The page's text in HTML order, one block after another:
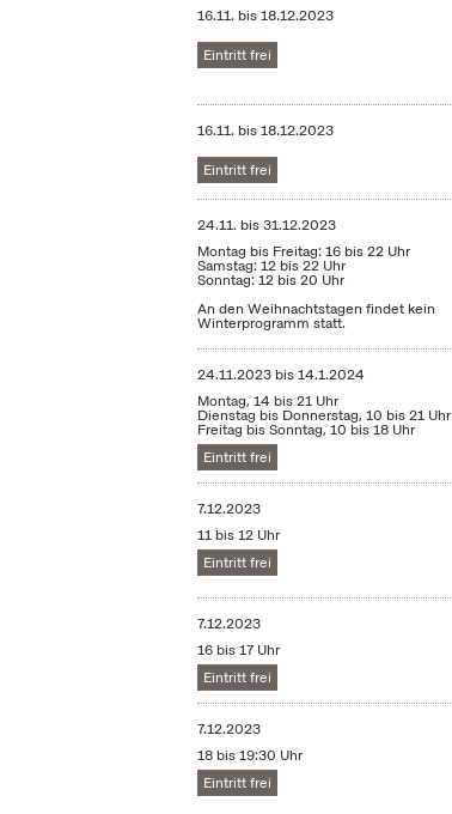
16.11. bis18.12.2023
Eintritt frei
16.11. bis18.12.2023
Eintritt frei
24.11. bis31.12.2023
Montag bis Freitag: 16 bis 22 Uhr
Samstag: 12 bis 22 Uhr
Sonntag: 12 bis 20 Uhr
An den Weihnachtstagen findet kein
Winterprogramm statt.
24.11.2023 bis14.1.2024
Montag, 14 bis 21 Uhr
Dienstag bis Donnerstag, 10 bis 21 Uhr
Freitag bis Sonntag, 10 bis 18 Uhr
Eintritt frei
7.12.2023
11 bis 12 Uhr
Eintritt frei
7.12.2023
16 bis 17 Uhr
Eintritt frei
7.12.2023
18 bis 19:30 Uhr
Eintritt frei